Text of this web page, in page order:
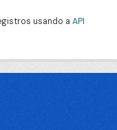
usando a API